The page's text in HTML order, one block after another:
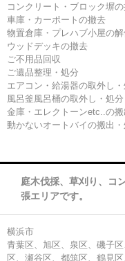
コンクリート・ブロック塀
車庫・カーポートの撤去
物置倉庫・プレハブ小屋の
ウッドデッキの撤去
ご不用品回収
ご遺品整理・処分
エアコン・給湯器の取外し
風呂釜風呂桶の取外し・処分
金庫・エレクトーンetc..の
動かないオートバイの搬出・
庭木伐採、草刈り、コ
張エリアです。
横浜市
青葉区、旭区、泉区、磯子
区、瀬谷区、都筑区、鶴見